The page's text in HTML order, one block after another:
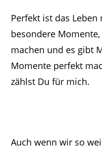
Perfekt ist das Leben
besondere
machen und es gibt
Momente perfekt
zählst Du für mich.
Auch wenn wir so